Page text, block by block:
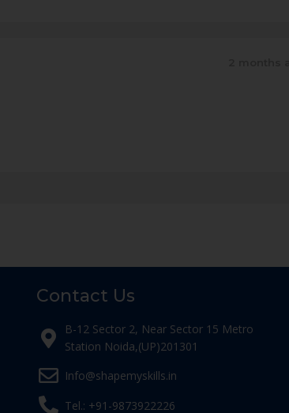
Contact Us
B-12 Sector 2, Near Sector 15 Metro
Station Noida,(UP)201301
Info@shapemyskills.in
Tel.: +91-9873922226